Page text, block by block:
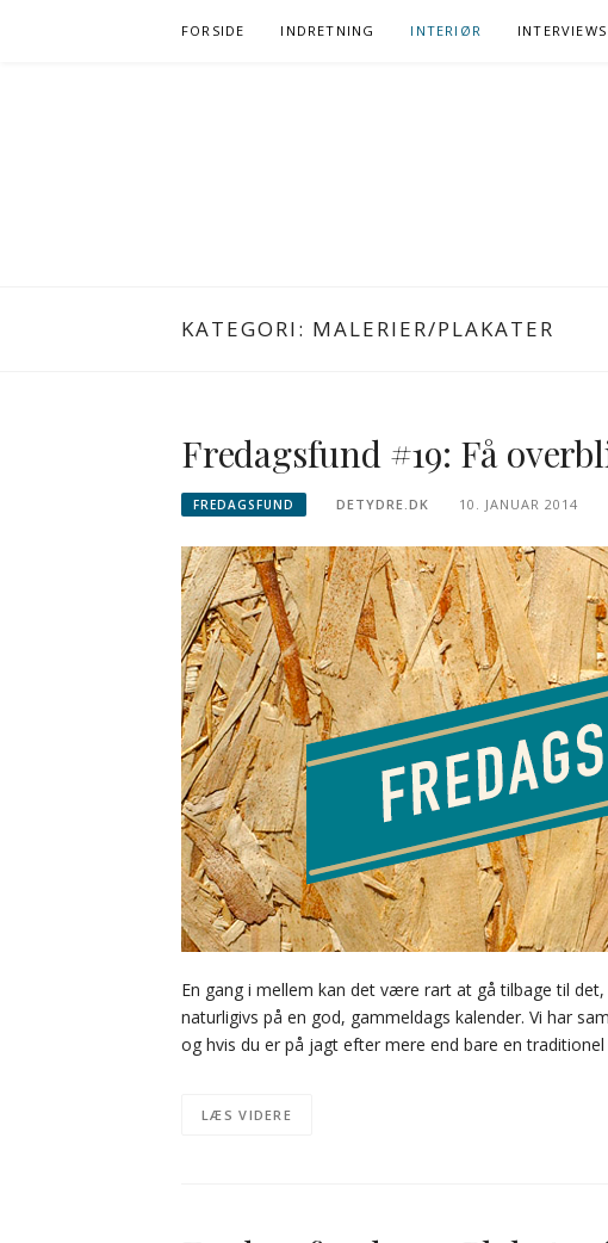
FORSIDE INDRETNING INTERIØR INTERVIEWS
KATEGORI: MALERIER/PLAKATER
Fredagsfund #19: Få
FREDAGSFUND DETYDRE.DK 10. JANUAR 2014
En gang i mellem kan det være rart at gå tilbage til
naturligivs på en god, gammeldags kalender. Vi har
og hvis du er på jagt efter mere end bare en
LÆS VIDERE